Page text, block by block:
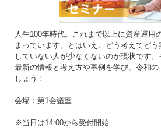
人生100年時代。これまで以上に資産運用
まっています。とはいえ、どう考えてど
していない人が少なくないのが現状です。
最新の情報と考え方や事例を学び、令和の
しょう！
会場：第1会議室
※当日は14:00から受付開始